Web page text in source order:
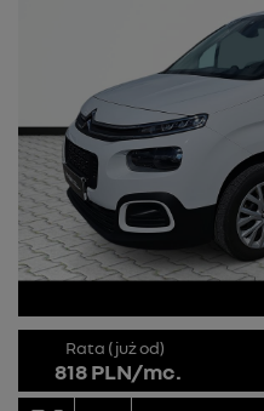
Rata (już od)
818 PLN/mc.